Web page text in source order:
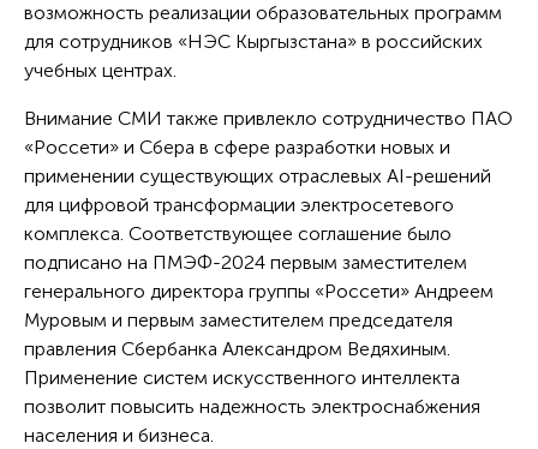
возможность реализации образовательных программ
для сотрудников «НЭС Кыргызстана» в российских
учебных центрах.
Внимание СМИ также привлекло сотрудничество ПАО
«Россети» и Сбера в сфере разработки новых и
применении существующих отраслевых AI-решений
для цифровой трансформации электросетевого
комплекса. Соответствующее соглашение было
подписано на ПМЭФ-2024 первым заместителем
генерального директора группы «Россети» Андреем
Муровым и первым заместителем председателя
правления Сбербанка Александром Ведяхиным.
Применение систем искусственного интеллекта
позволит повысить надежность электроснабжения
населения и бизнеса.